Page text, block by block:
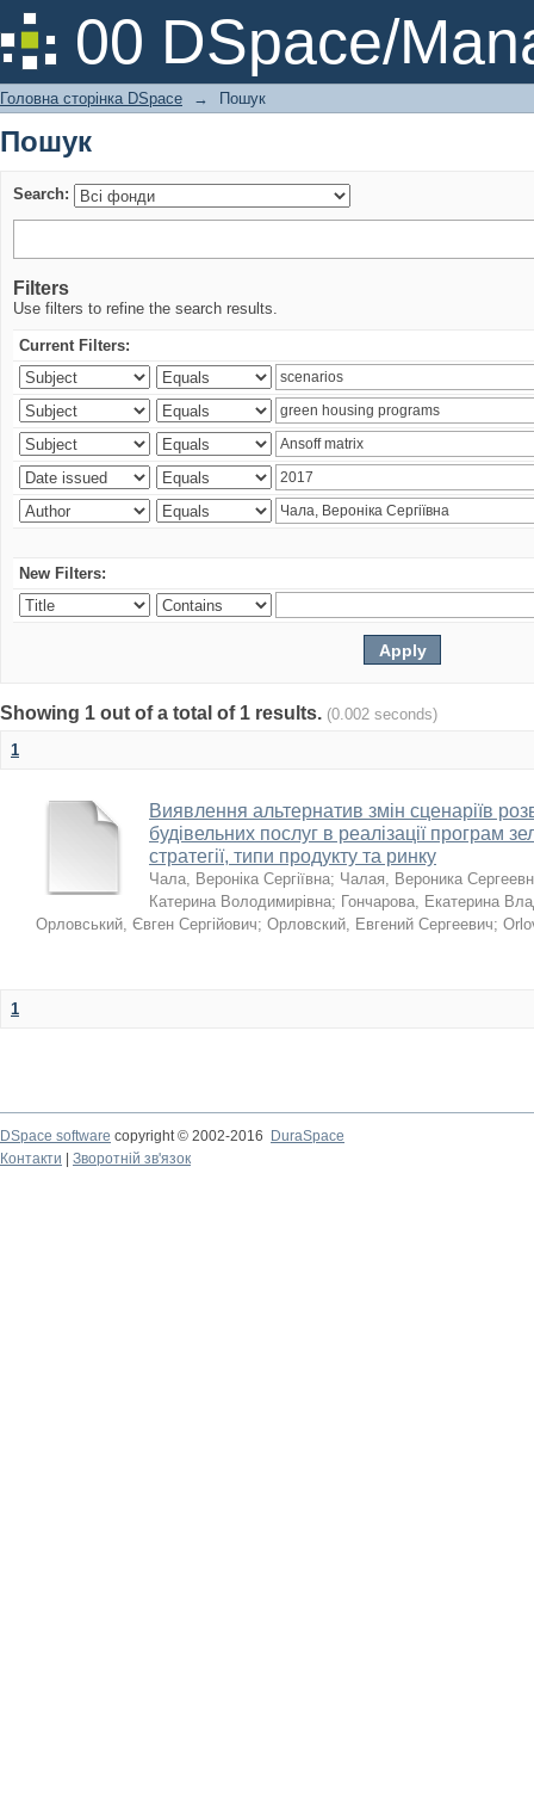
00 DSpace/
Пошук
Головна сторінка DSpace → Пошук
Пошук
Search:
Filters
Use filters to refine the search results.
Current Filters:
New Filters:
Showing 1 out of a total of 1 results. (0.002 seconds)
1
Виявлення альтернатив змін сценаріїв
будівельних послуг в реалізації програм
стратегії, типи продукту та ринку
Чала, Вероніка Сергіївна; Чалая, Вероника
Катерина Володимирівна; Гончарова, Екатерина
Орловський, Євген Сергійович; Орловский, Евгений Сергеевич;
1
DSpace software copyright © 2002-2016
DuraSpace
Контакти
Зворотній зв'язок